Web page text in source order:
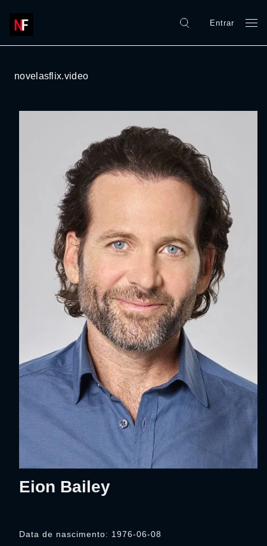
Entrar
novelasflix.video
Eion Bailey
Data de nascimento: 1976-06-08